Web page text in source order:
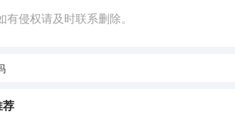
侵权请及时联系删除。
荐